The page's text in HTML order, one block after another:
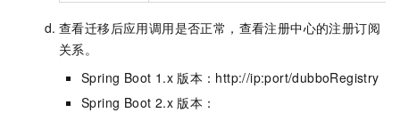
查看迁移后应用调用是否正常，查看注册中心的注册订阅
关系。
Spring Boot 1.x 版本：http://ip:port/dubboRegistry
Spring Boot 2.x 版本：